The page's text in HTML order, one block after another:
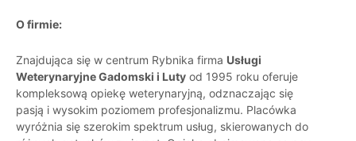
O firmie:
Znajdująca się w centrum Rybnika firma Usługi
Weterynaryjne Gadomski i Luty od 1995 roku oferuje
kompleksową opiekę weterynaryjną, odznaczając się
pasją i wysokim poziomem profesjonalizmu. Placówka
wyróżnia się szerokim spektrum usług, skierowanych do